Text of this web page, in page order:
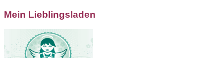
Mein Lieblingsladen